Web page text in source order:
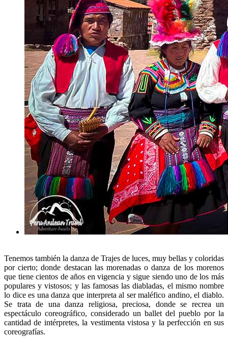
Tenemos también la danza de Trajes de luces, muy bellas y coloridas
por cierto; donde destacan las morenadas o danza de los morenos
que tiene cientos de años en vigencia y sigue siendo uno de los más
populares y vistosos; y las famosas las diabladas, el mismo nombre
lo dice es una danza que interpreta al ser maléfico andino, el diablo.
Se trata de una danza religiosa, preciosa, donde se recrea un
espectáculo coreográfico, considerado un ballet del pueblo por la
cantidad de intérpretes, la vestimenta vistosa y la perfección en sus
coreografías.